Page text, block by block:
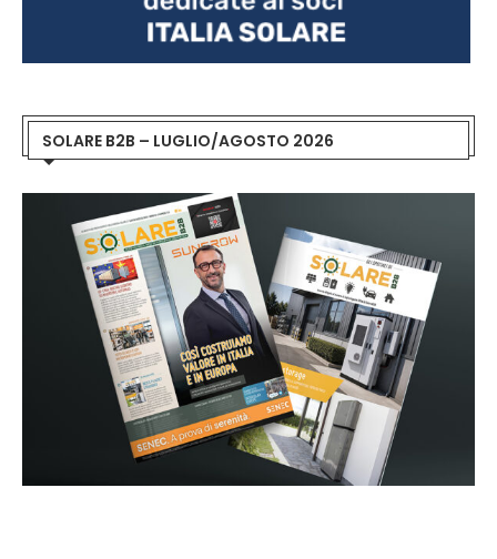
SOLARE B2B – LUGLIO/AGOSTO 2026